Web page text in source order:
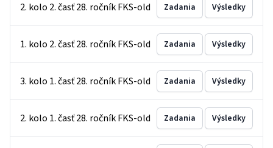
2. kolo 2. časť 28. ročník FKS-old Zadania Výsledky
1. kolo 2. časť 28. ročník FKS-old Zadania Výsledky
3. kolo 1. časť 28. ročník FKS-old Zadania Výsledky
2. kolo 1. časť 28. ročník FKS-old Zadania Výsledky